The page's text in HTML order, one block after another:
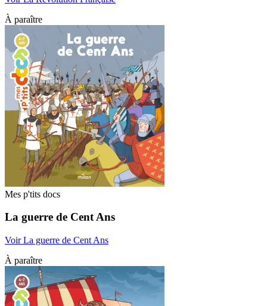
À paraître
Mes p'tits docs
La guerre de Cent Ans
Voir La guerre de Cent Ans
À paraître